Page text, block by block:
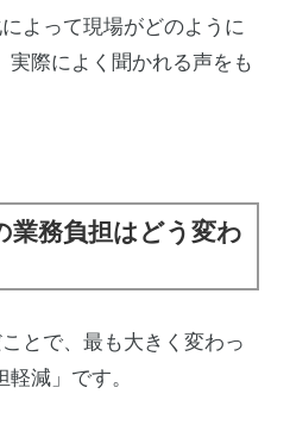
よって現場がどのように
実際によく聞かれる声をも
業務負担はどう変わ
とで、最も大きく変わっ
減」です。